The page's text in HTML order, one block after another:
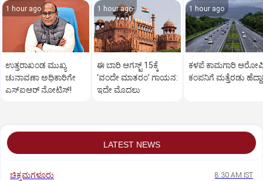
1 hour ago
ಉತ್ತರಾಖಂಡ ಮುಖ್ಯ
ಚುನಾವಣಾ ಅಧಿಕಾರಿಗೇ
ಎಸ್‌ಐಆರ್ ನೋಟಿಸ್!
1 hour ago
ಈ ಬಾರಿ ಆಗಸ್ಟ್‌ 15ಕ್ಕೆ
‘ವಂದೇ ಮಾತರಂ’ ಗಾಯನ:
ಇದೇ ಮೊದಲು
1 hour ago
ಕಳಪೆ ಕಾಮಗಾರಿ
ಕಂಪನಿಗೆ ಮತ್ತೆರಡು
LATEST NEWS
ಚಿಕ್ಕಮಗಳೂರು 8:30 AM IST